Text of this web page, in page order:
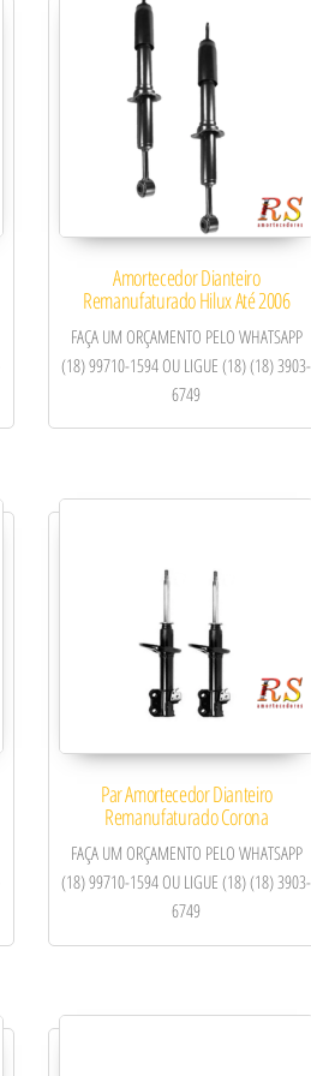
Amortecedor Dianteiro
Remanufaturado Hilux Até 2006
FAÇA UM ORÇAMENTO PELO WHATSAPP
(18) 99710-1594 OU LIGUE (18) (18) 3903-
6749
Par Amortecedor Dianteiro
Remanufaturado Corona
FAÇA UM ORÇAMENTO PELO WHATSAPP
(18) 99710-1594 OU LIGUE (18) (18) 3903-
6749